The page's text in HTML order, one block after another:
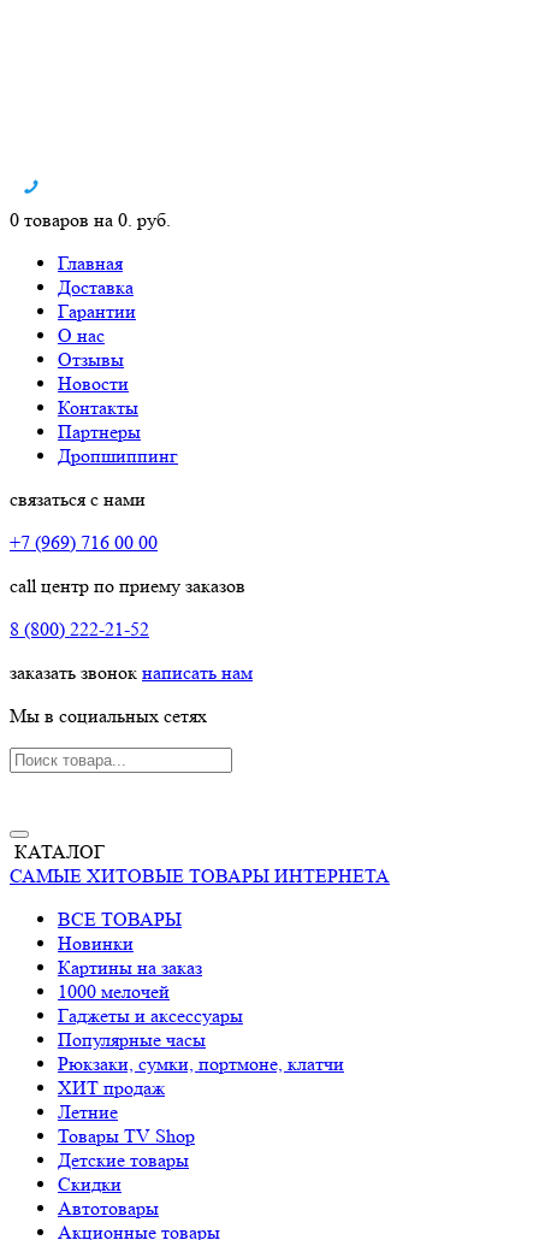
0 товаров на 0. руб.
Главная
Доставка
Гарантии
О нас
Отзывы
Новости
Контакты
Партнеры
Дропшиппинг
связаться с нами
+7 (969) 716 00 00
call центр по приему заказов
8 (800) 222-21-52
заказать звонок написать нам
Мы в социальных сетях
КАТАЛОГ
САМЫЕ ХИТОВЫЕ ТОВАРЫ ИНТЕРНЕТА
ВСЕ ТОВАРЫ
Новинки
Картины на заказ
1000 мелочей
Гаджеты и аксессуары
Популярные часы
Рюкзаки, сумки, портмоне, клатчи
ХИТ продаж
Летние
Товары TV Shop
Детские товары
Cкидки
Автотовары
Акционные товары